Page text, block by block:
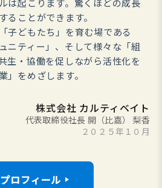
は起こります。驚くほどの成長
ることができます。
子どもたち」を育む場である
ニティー」、そして様々な「組
生・協働を促しながら活性化を
」をめざします。
株式会社 カルティベイト
代表取締役社長 開（比嘉） 梨香
２０２５年１０月
ロフィール